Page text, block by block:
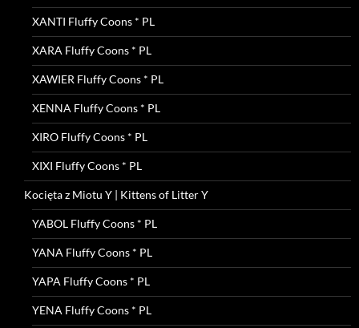
XANTI Fluffy Coons * PL
XARA Fluffy Coons * PL
XAWIER Fluffy Coons * PL
XENNA Fluffy Coons * PL
XIRO Fluffy Coons * PL
XIXI Fluffy Coons * PL
Kocięta z Miotu Y | Kittens of Litter Y
YABOL Fluffy Coons * PL
YANA Fluffy Coons * PL
YAPA Fluffy Coons * PL
YENA Fluffy Coons * PL